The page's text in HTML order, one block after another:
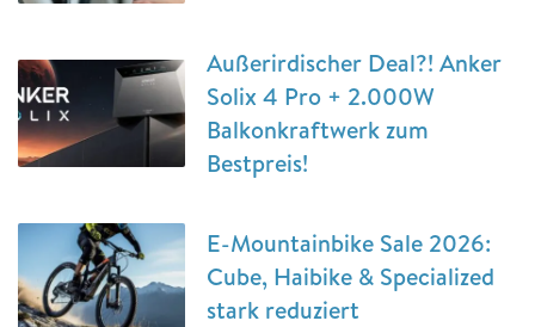
Außerirdischer Deal?! Anker
Solix 4 Pro + 2.000W
Balkonkraftwerk zum
Bestpreis!
E-Mountainbike Sale 2026:
Cube, Haibike & Specialized
stark reduziert